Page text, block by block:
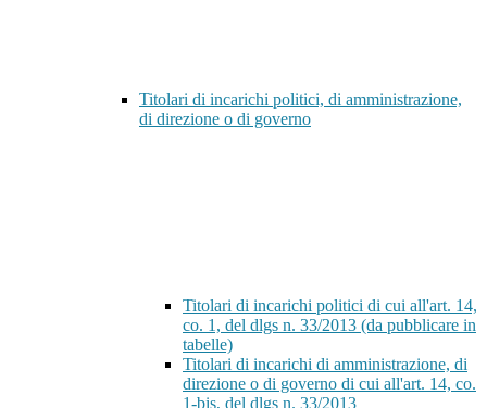
Titolari di incarichi politici, di amministrazione,
di direzione o di governo
Titolari di incarichi politici di cui all'art. 14,
co. 1, del dlgs n. 33/2013 (da pubblicare in
tabelle)
Titolari di incarichi di amministrazione, di
direzione o di governo di cui all'art. 14, co.
1-bis, del dlgs n. 33/2013